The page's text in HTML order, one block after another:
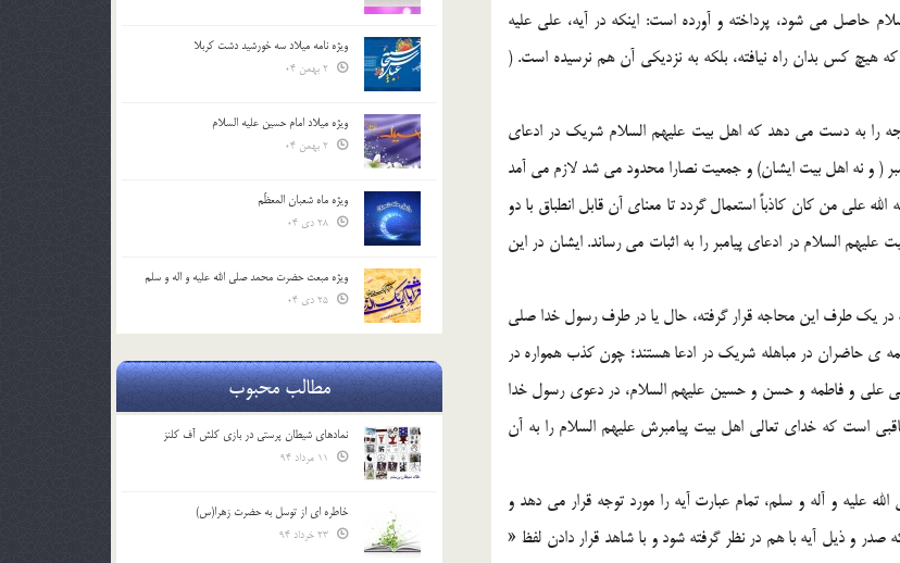
حاصل مي شود، پرداخته و آورده است: اينکه در آيه، علي عليه
هيچ کس بدان راه نيافته، بلکه به نزديکي آن هم نرسيده است. (
را به دست مي دهد که اهل بيت عليهم السلام شريک در ادعاي
( و نه اهل بيت ايشان) و جمعيت نصارا محدود مي شد لازم مي آمد
علي من کان کاذباً استعمال گردد تا معناي آن قابل انطباق با دو
السلام در ادعاي پيامبر را به اثبات مي رساند. ايشان در اين
يک طرف اين محاجه قرار گرفته، حال يا در طرف رسول خدا صلي
ي حاضران در مباهله شريک در ادعا هستند؛ چون کذب همواره در
علي و فاطمه و حسن و حسين عليهم السلام، در دعوي رسول خدا
است که خداي تعالي اهل بيت پيامبرش عليهم السلام را به آن
عليه و آله و سلم، تمام عبارت آيه را مورد توجه قرار مي دهد و
و ذيل آيه با هم در نظر گرفته شود و با شاهد قرار دادن لفظ «
ویژه نامه میلاد سه خورشید دشت کربلا
ویژه میلاد امام حسین علیه السلام
ویژه ماه شعبان المعظّم
ویژه مبعث حضرت محمد صلی الله علیه و اله و سلم
مطالب محبوب
نمادهای شیطان پرستی در بازی کلش آف کلنز
خاطره ای از توسل به حضرت زهرا(س)